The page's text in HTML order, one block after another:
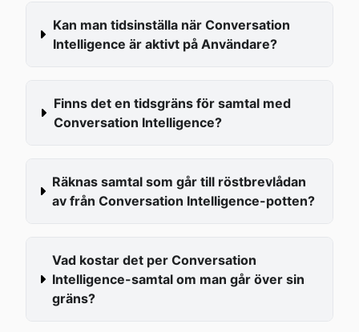
Kan man tidsinställa när Conversation
Intelligence är aktivt på Användare?
Finns det en tidsgräns för samtal med
Conversation Intelligence?
Räknas samtal som går till röstbrevlådan
av från Conversation Intelligence-potten?
Vad kostar det per Conversation
Intelligence-samtal om man går över sin
gräns?